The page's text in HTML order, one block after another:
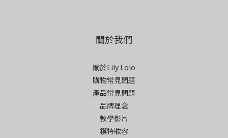
關於我們
關於Lily Lolo
購物常見問題
產品常見問題
品牌理念
教學影片
模特妝容